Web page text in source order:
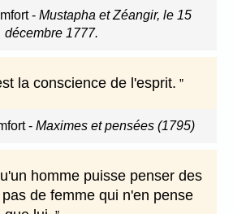
- Mustapha et Zéangir, le 15
décembre 1777.
la conscience de l'esprit.
- Maximes et pensées (1795)
homme puisse penser des
de femme qui n'en pense